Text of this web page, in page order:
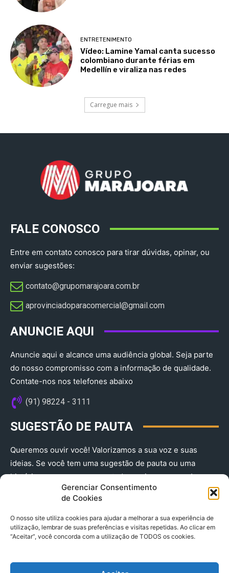
Gerenciar Consentimento
de Cookies
O nosso site utiliza cookies para ajudar a melhorar a sua experiência de
utilização, lembrar de suas preferências e visitas repetidas. Ao clicar em
“Aceitar”, você concorda com a utilização de TODOS os cookies.
ENTRETENIMENTO
Vídeo: Lamine Yamal canta sucesso
colombiano durante férias em
Medellín e viraliza nas redes
Carregue mais
FALE CONOSCO
Entre em contato conosco para tirar dúvidas, opinar, ou
enviar sugestões:
contato@grupomarajoara.com.br
aprovinciadoparacomercial@gmail.com​
ANUNCIE AQUI
Anuncie aqui e alcance uma audiência global. Seja parte
do nosso compromisso com a informação de qualidade.
Contate-nos nos telefones abaixo
(91) 98224 - 3111
SUGESTÃO DE PAUTA
Queremos ouvir você! Valorizamos a sua voz e suas
ideias. Se você tem uma sugestão de pauta ou uma
história que merece ser contada, envie-nos agora!
(91) 98224 - 3111